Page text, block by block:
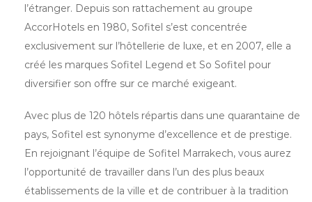
l’étranger. Depuis son rattachement au groupe
AccorHotels en 1980, Sofitel s’est concentrée
exclusivement sur l’hôtellerie de luxe, et en 2007, elle a
créé les marques Sofitel Legend et So Sofitel pour
diversifier son offre sur ce marché exigeant.
Avec plus de 120 hôtels répartis dans une quarantaine de
pays, Sofitel est synonyme d’excellence et de prestige.
En rejoignant l’équipe de Sofitel Marrakech, vous aurez
l’opportunité de travailler dans l’un des plus beaux
établissements de la ville et de contribuer à la tradition